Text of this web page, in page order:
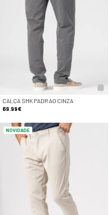
CALÇA SMK PADRAO CINZA
69.99€
NOVIDADE